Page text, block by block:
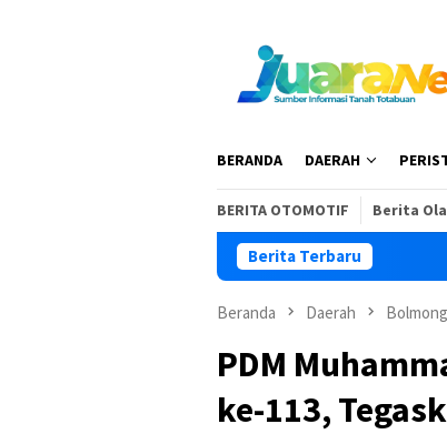
BERANDA DAERAH
BERITA OTOMOTIF Berita
Berita Terbaru
Beranda Daerah Bolmong
PDM
ke-113,